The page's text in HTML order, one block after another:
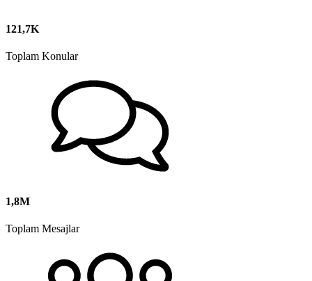
121,7K
Toplam Konular
1,8M
Toplam Mesajlar